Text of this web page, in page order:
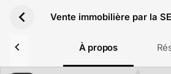
Vente immobilière par la
À propos